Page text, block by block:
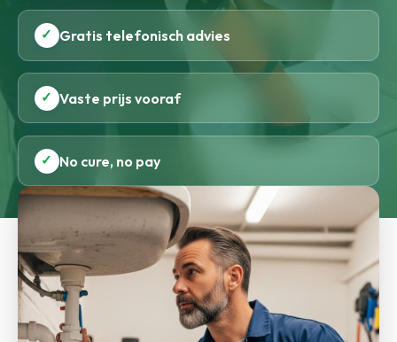
✓ Gratis telefonisch advies
✓ Vaste prijs vooraf
✓ No cure, no pay